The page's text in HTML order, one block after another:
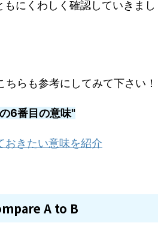
もにくわしく確認していきまし
ちらも参考にしてみて下さい！
6番目の意味"
きたい意味を紹介
A to B